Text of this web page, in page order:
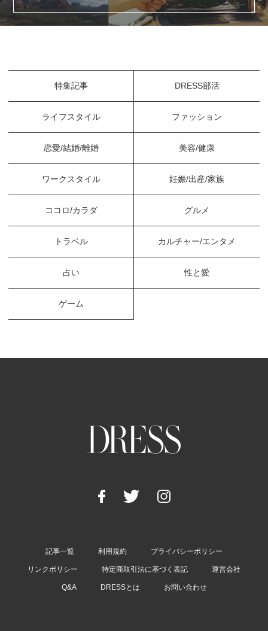
特集記事 DRESS部活
ライフスタイル ファッション
恋愛/結婚/離婚 美容/健康
ワークスタイル 妊娠/出産/家族
ココロ/カラダ グルメ
トラベル カルチャー/エンタメ
占い 性と愛
ゲーム
記事一覧 利用規約 プライバシーポリシー
リンクポリシー 特定商取引法に基づく表記 運営会社
Q&A DRESSとは お問い合わせ